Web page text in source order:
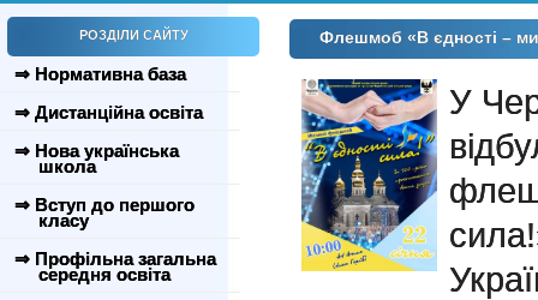
РОЗДІЛИ САЙТУ
⇒ Нормативна база
⇒ Дистанційна освіта
⇒ Нова українська
школа
⇒ Вступ до першого
класу
⇒ Профільна загальна
середня освіта
Флешмоб «В єдності –
У